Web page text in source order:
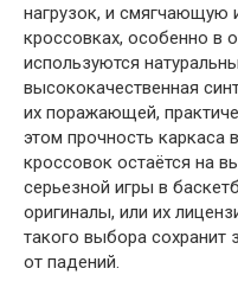
нагрузок, и смягчающую
кроссовках, особенно в
используются
высококачественная
их поражающей,
этом прочность каркаса
кроссовок остаётся на
серьезной игры в
оригиналы, или их
такого выбора сохранит
от падений.